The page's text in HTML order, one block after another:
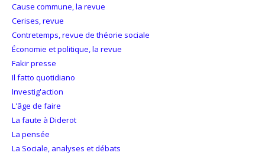
Cause commune, la revue
Cerises, revue
Contretemps, revue de théorie sociale
Économie et politique, la revue
Fakir presse
Il fatto quotidiano
Investig'action
L'âge de faire
La faute à Diderot
La pensée
La Sociale, analyses et débats